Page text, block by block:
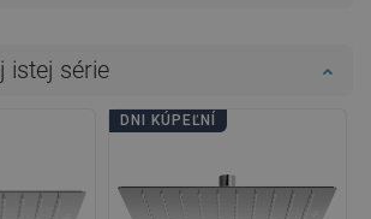
istej série
DNI KÚPEĽNÍ